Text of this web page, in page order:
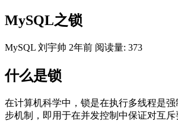
MySQL之锁
MySQL 刘宇帅 2年前 阅读量: 373
什么是锁
在计算机科学中，锁是在执行多线程是强
步机制，即用于在并发控制中保证对互斥